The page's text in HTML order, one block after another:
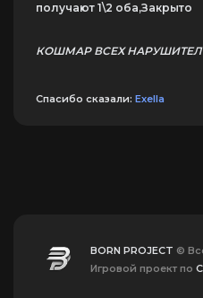
получают 1\2 оба,Закрыто
КОШМАР ВСЕХ
Спасибо сказали: Exella
BORN PROJECT ©
Игровой проект по